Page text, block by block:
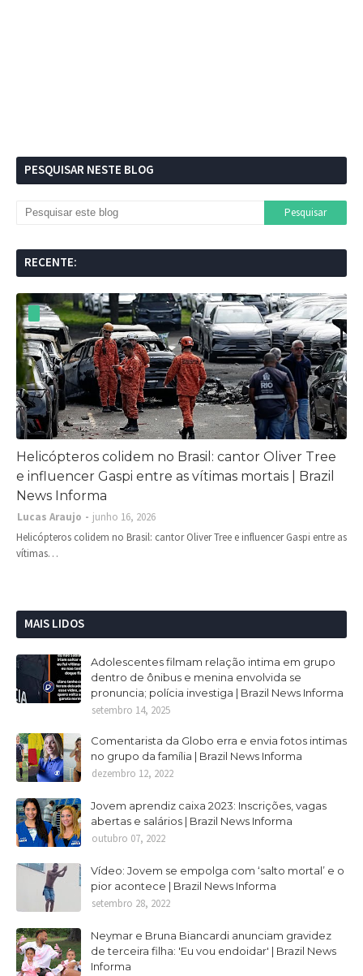
PESQUISAR NESTE BLOG
RECENTE:
Helicópteros colidem no Brasil: cantor Oliver Tree
e influencer Gaspi entre as vítimas mortais | Brazil
News Informa
Lucas Araujo
junho 16, 2026
Helicópteros colidem no Brasil: cantor Oliver Tree e influencer Gaspi entre as
vítimas…
MAIS LIDOS
Adolescentes filmam relação intima em grupo
dentro de ônibus e menina envolvida se
pronuncia; polícia investiga | Brazil News Informa
setembro 14, 2025
Comentarista da Globo erra e envia fotos intimas
no grupo da família | Brazil News Informa
dezembro 12, 2022
Jovem aprendiz caixa 2023: Inscrições, vagas
abertas e salários | Brazil News Informa
outubro 07, 2022
Vídeo: Jovem se empolga com ‘salto mortal’ e o
pior acontece | Brazil News Informa
setembro 28, 2022
Neymar e Bruna Biancardi anunciam gravidez
de terceira filha: 'Eu vou endoidar' | Brazil News
Informa